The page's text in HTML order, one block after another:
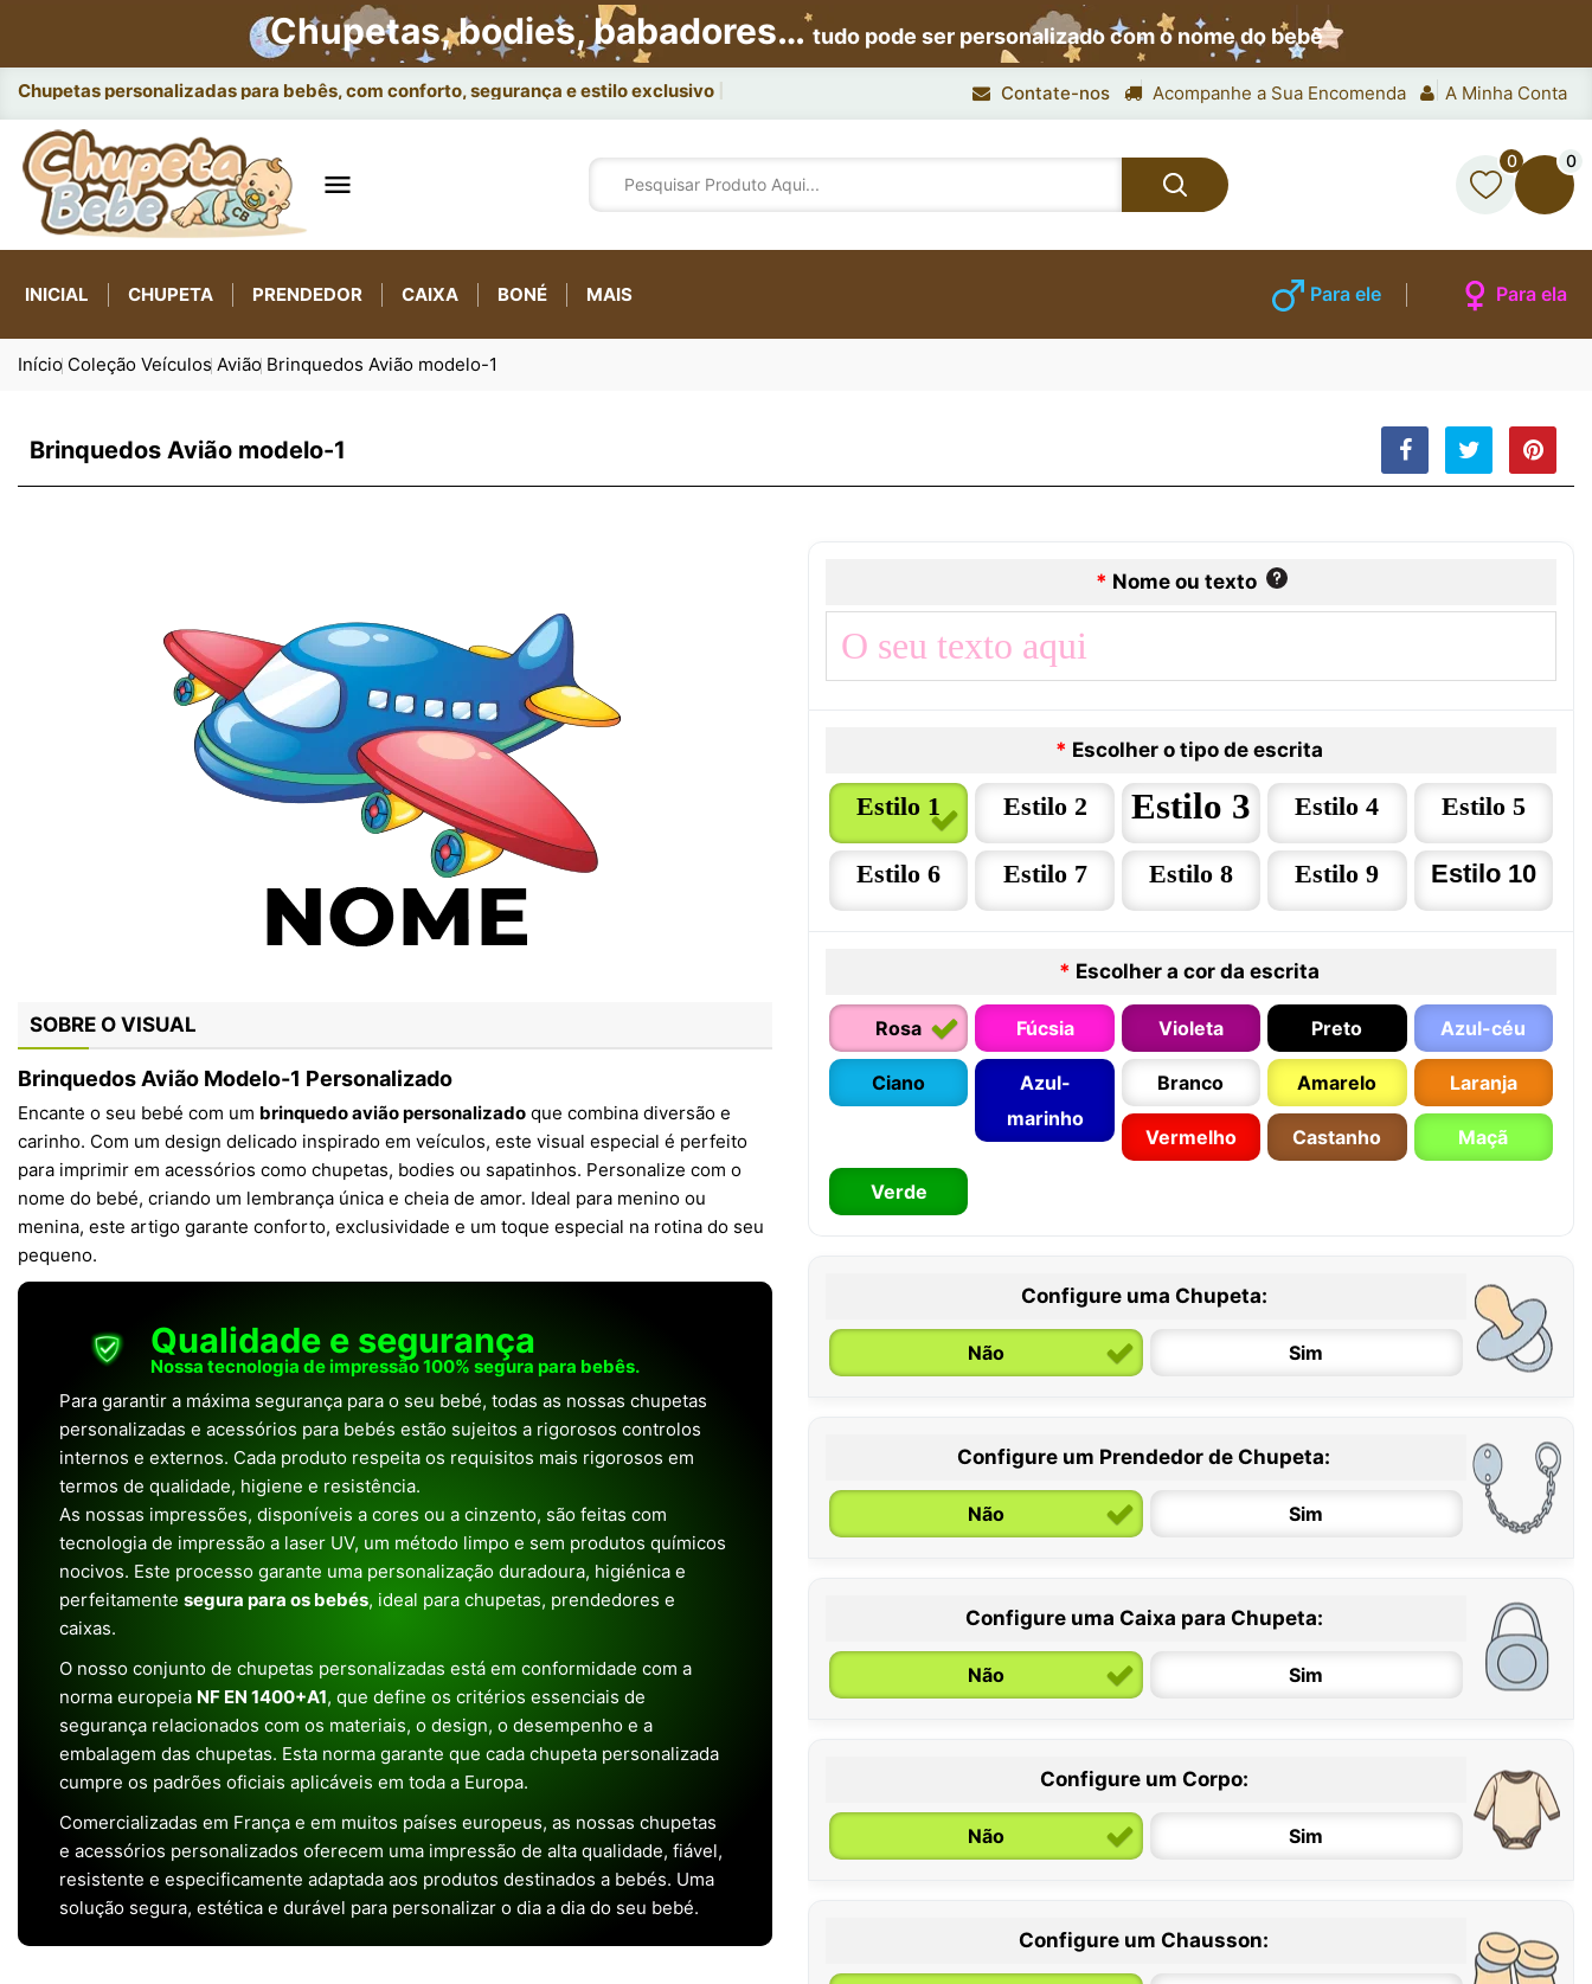
Chupetas, bodies, babadores…tudo pode ser personalizado com o nome do bebê
Chupetas personalizadas para bebês, com conforto, segurança e estilo exclusivo. Contate-nos Acompanhe a Sua Encomenda A Minha Conta

0 0
INICIAL CHUPETA PRENDEDOR CAIXA BONÉ MAIS Para ele Para ela
Início Coleção Veículos Avião Brinquedos Avião modelo-1
Brinquedos Avião modelo-1
SOBRE O VISUAL
Brinquedos Avião Modelo-1 Personalizado
Encante o seu bebé com um brinquedo avião personalizado que combina diversão e
carinho. Com um design delicado inspirado em veículos, este visual especial é perfeito
para imprimir em acessórios como chupetas, bodies ou sapatinhos. Personalize com o
nome do bebé, criando um lembrança única e cheia de amor. Ideal para menino ou
menina, este artigo garante conforto, exclusividade e um toque especial na rotina do seu
pequeno.
Qualidade e segurança
Nossa tecnologia de impressão 100% segura para bebês.
Para garantir a máxima segurança para o seu bebé, todas as nossas chupetas
personalizadas e acessórios para bebés estão sujeitos a rigorosos controlos
internos e externos. Cada produto respeita os requisitos mais rigorosos em
termos de qualidade, higiene e resistência.
As nossas impressões, disponíveis a cores ou a cinzento, são feitas com
tecnologia de impressão a laser UV, um método limpo e sem produtos químicos
nocivos. Este processo garante uma personalização duradoura, higiénica e
perfeitamente segura para os bebés, ideal para chupetas, prendedores e
caixas.
O nosso conjunto de chupetas personalizadas está em conformidade com a
norma europeia NF EN 1400+A1, que define os critérios essenciais de
segurança relacionados com os materiais, o design, o desempenho e a
embalagem das chupetas. Esta norma garante que cada chupeta personalizada
cumpre os padrões oficiais aplicáveis em toda a Europa.
Comercializadas em França e em muitos países europeus, as nossas chupetas
e acessórios personalizados oferecem uma impressão de alta qualidade, fiável,
resistente e especificamente adaptada aos produtos destinados a bebés. Uma
solução segura, estética e durável para personalizar o dia a dia do seu bebé.
* Nome ou texto
* Escolher o tipo de escrita
Estilo 1 Estilo 2 Estilo 3 Estilo 4 Estilo 5
Estilo 6 Estilo 7 Estilo 8 Estilo 9 Estilo 10
* Escolher a cor da escrita
Rosa Fúcsia Violeta Preto Azul-céu
Ciano
Azul-
marinho
Branco Amarelo Laranja
Vermelho Castanho Maçã
Verde
Configure uma Chupeta:
Não Sim
0 / 6 meses
Configure um Prendedor de Chupeta:
Não Sim
Configure uma Caixa para Chupeta:
Não Sim
Configure um Corpo:
Não Sim
6 / 12 meses 12 / 18 meses
Configure um Chausson: